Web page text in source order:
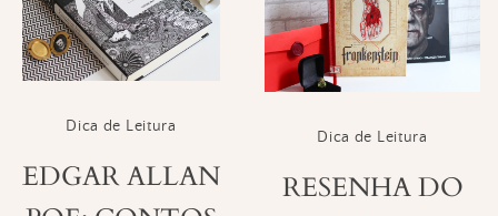
Dica de Leitura
EDGAR ALLAN
Dica de Leitura
RESENHA DO